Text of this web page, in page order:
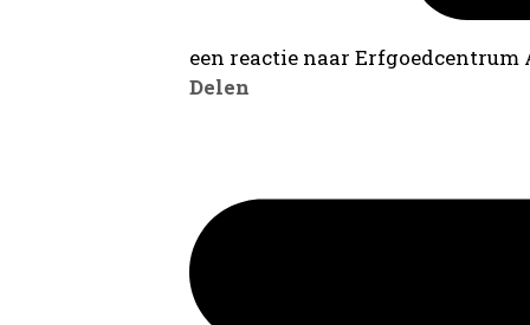
een reactie naar
Delen